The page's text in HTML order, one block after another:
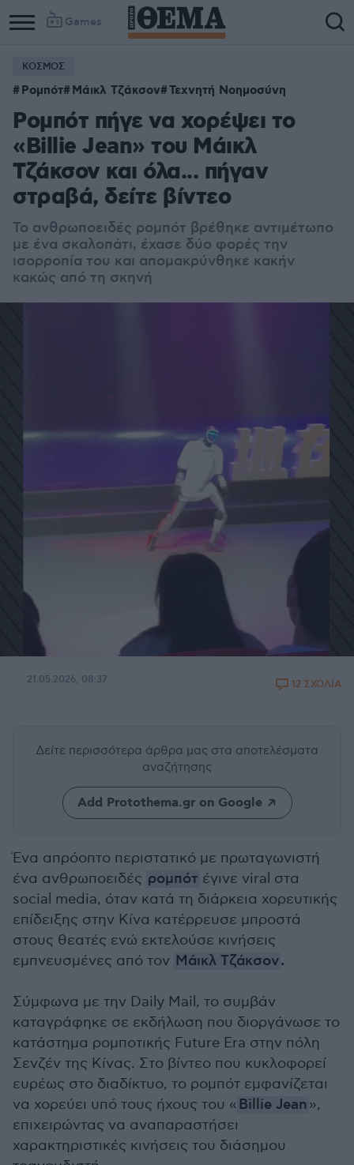
Games
ΚΟΣΜΟΣ
Ρομπότ Μάικλ Τζάκσον Τεχνητή Νοημοσύνη
Ρομπότ πήγε να χορέψει το
«Billie Jean» του Μάικλ
Τζάκσον και όλα... πήγαν
στραβά, δείτε βίντεο
Το ανθρωποειδές ρομπότ βρέθηκε αντιμέτωπο
με ένα σκαλοπάτι, έχασε δύο φορές την
ισορροπία του και απομακρύνθηκε κακήν
κακώς από τη σκηνή
21.05.2026, 08:37 12 ΣΧΟΛΙΑ
Δείτε περισσότερα άρθρα μας στα αποτελέσματα
αναζήτησης
Add Protothema.gr on Google
Ένα απρόοπτο περιστατικό με πρωταγωνιστή
ένα ανθρωποειδές ρομπότ έγινε viral στα
social media, όταν κατά τη διάρκεια χορευτικής
επίδειξης στην Κίνα κατέρρευσε μπροστά
στους θεατές ενώ εκτελούσε κινήσεις
εμπνευσμένες από τον Μάικλ Τζάκσον.
Σύμφωνα με την Daily Mail, το συμβάν
καταγράφηκε σε εκδήλωση που διοργάνωσε το
κατάστημα ρομποτικής Future Era στην πόλη
Σενζέν της Κίνας. Στο βίντεο που κυκλοφορεί
ευρέως στο διαδίκτυο, το ρομπότ εμφανίζεται
να χορεύει υπό τους ήχους του « Billie Jean»,
επιχειρώντας να αναπαραστήσει
χαρακτηριστικές κινήσεις του διάσημου